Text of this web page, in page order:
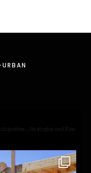
_ Stra­te­gien und Kon­